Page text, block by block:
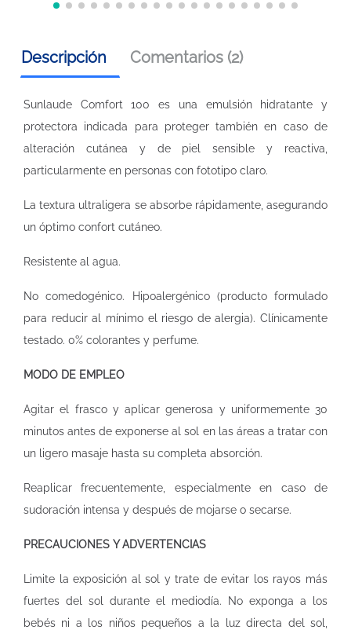
Descripción Comentarios (2)
Sunlaude Comfort 100 es una emulsión hidratante y
protectora indicada para proteger también en caso de
alteración cutánea y de piel sensible y reactiva,
particularmente en personas con fototipo claro.
La textura ultraligera se absorbe rápidamente, asegurando
un óptimo confort cutáneo.
Resistente al agua.
No comedogénico. Hipoalergénico (producto formulado
para reducir al mínimo el riesgo de alergia). Clínicamente
testado. 0% colorantes y perfume.
MODO DE EMPLEO
Agitar el frasco y aplicar generosa y uniformemente 30
minutos antes de exponerse al sol en las áreas a tratar con
un ligero masaje hasta su completa absorción.
Reaplicar frecuentemente, especialmente en caso de
sudoración intensa y después de mojarse o secarse.
PRECAUCIONES Y ADVERTENCIAS
Limite la exposición al sol y trate de evitar los rayos más
fuertes del sol durante el mediodía. No exponga a los
bebés ni a los niños pequeños a la luz directa del sol,